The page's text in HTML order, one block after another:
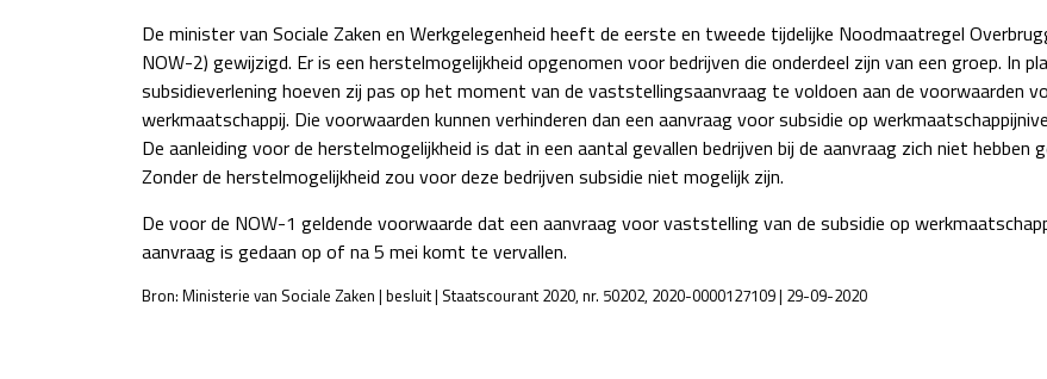
De minister van Sociale Zaken en Werkgelegenheid heeft de eerste en tweede tijdelijke Noodmaatregel
NOW-2) gewijzigd. Er is een herstelmogelijkheid opgenomen voor bedrijven die onderdeel zijn van een groep. In
subsidieverlening hoeven zij pas op het moment van de vaststellingsaanvraag te voldoen aan de voorwaarden
werkmaatschappij. Die voorwaarden kunnen verhinderen dan een aanvraag voor subsidie op
De aanleiding voor de herstelmogelijkheid is dat in een aantal gevallen bedrijven bij de aanvraag zich niet hebben
Zonder de herstelmogelijkheid zou voor deze bedrijven subsidie niet mogelijk zijn.
De voor de NOW-1 geldende voorwaarde dat een aanvraag voor vaststelling van de subsidie op
aanvraag is gedaan op of na 5 mei komt te vervallen.
Bron: Ministerie van Sociale Zaken | besluit | Staatscourant 2020, nr. 50202, 2020-0000127109 | 29-09-2020